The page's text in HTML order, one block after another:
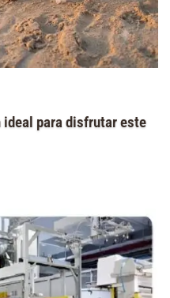
ideal para disfrutar este